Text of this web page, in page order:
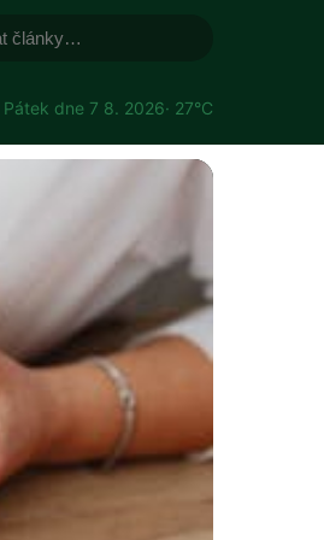
Pátek dne 7 8. 2026· 27°C